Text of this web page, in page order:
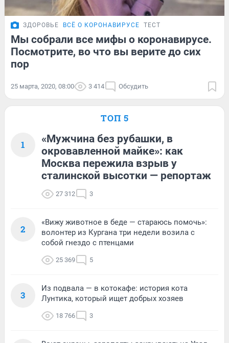
ЗДОРОВЬЕ ВСЁ О КОРОНАВИРУСЕ ТЕСТ
Мы собрали все мифы о коронавирусе.
Посмотрите, во что вы верите до сих
пор
25 марта, 2020, 08:00 3 414 Обсудить
ТОП 5
1
«Мужчина без рубашки, в
окровавленной майке»: как
Москва пережила взрыв у
сталинской высотки — репортаж
27 312 3
2
«Вижу животное в беде — стараюсь помочь»:
волонтер из Кургана три недели возила с
собой гнездо с птенцами
25 369 5
3
Из подвала — в котокафе: история кота
Лунтика, который ищет добрых хозяев
18 766 3